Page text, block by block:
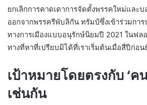
ยกเลิกการคาดเดาการจัดตั้งพรรคใหม่และบ
ออกจากพรรครีพับลิกัน ทรัมป์ซึ่งเข้าร่วมกา
ทางการเมืองแบบอนุรักษ์นิยมปี 2021 ในฟล
ทางที่หาที่เปรียบมิได้ที่เราเริ่มต้นเมื่อสี่ปีก่อ
เป้าหมายโดยตรงกับ ‘
เช่นกัน